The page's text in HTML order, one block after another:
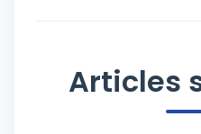
Articles